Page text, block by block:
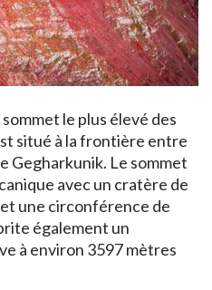
le plus élevé des
situé à la frontière entre
Gegharkunik. Le sommet
avec un cratère de
une circonférence de
également un
à environ 3597 mètres